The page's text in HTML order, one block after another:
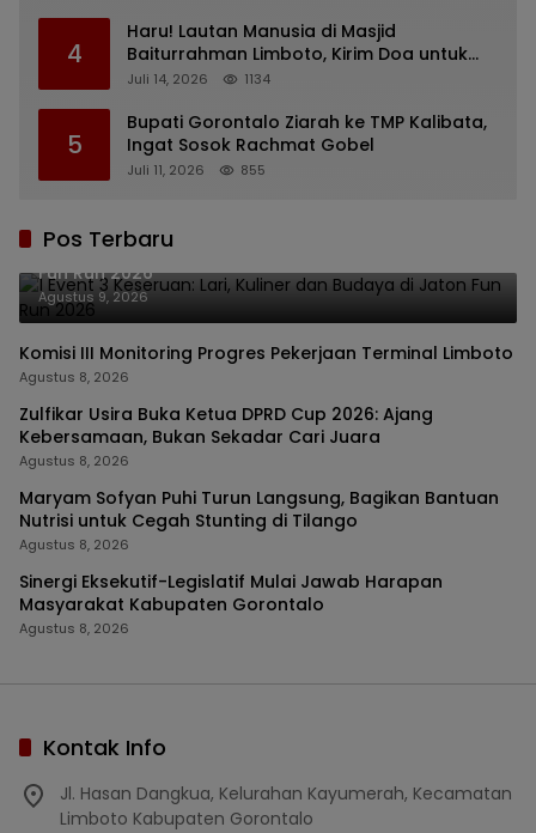
4
Haru! Lautan Manusia di Masjid
Baiturrahman Limboto, Kirim Doa untuk
Almarhum Rachmat Gobel
Juli 14, 2026 1134
5
Bupati Gorontalo Ziarah ke TMP Kalibata,
Ingat Sosok Rachmat Gobel
Juli 11, 2026 855
Pos Terbaru
1 Event 3 Keseruan: Lari, Kuliner dan Budaya di Jaton
Fun Run 2026
Agustus 9, 2026
Komisi III Monitoring Progres Pekerjaan Terminal Limboto
Agustus 8, 2026
Zulfikar Usira Buka Ketua DPRD Cup 2026: Ajang
Kebersamaan, Bukan Sekadar Cari Juara
Agustus 8, 2026
Maryam Sofyan Puhi Turun Langsung, Bagikan Bantuan
Nutrisi untuk Cegah Stunting di Tilango
Agustus 8, 2026
Sinergi Eksekutif-Legislatif Mulai Jawab Harapan
Masyarakat Kabupaten Gorontalo
Agustus 8, 2026
Kontak Info
Jl. Hasan Dangkua, Kelurahan Kayumerah, Kecamatan
Limboto Kabupaten Gorontalo